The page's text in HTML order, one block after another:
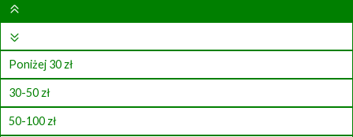
Poniżej 30 zł
30-50 zł
50-100 zł